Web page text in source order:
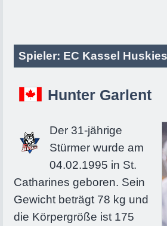
Spieler: EC Kassel Huskies
Hunter Garlent
Der 31-jährige
Stürmer wurde am
04.02.1995 in St.
Catharines geboren. Sein
Gewicht beträgt 78 kg und
die Körpergröße ist 175